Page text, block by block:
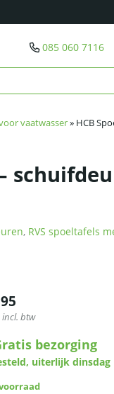
085 060 7116
vaatwasser» HCB
, RVS spoeltafels
incl. btw
bezorging
uiterlijk dinsdag